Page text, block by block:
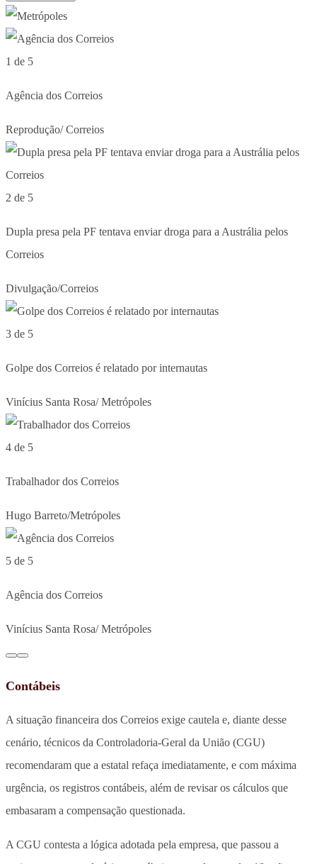
1 de 5
Agência dos Correios
Reprodução/ Correios
2 de 5
Dupla presa pela PF tentava enviar droga para a Austrália pelos
Correios
Divulgação/Correios
3 de 5
Golpe dos Correios é relatado por internautas
Vinícius Santa Rosa/ Metrópoles
4 de 5
Trabalhador dos Correios
Hugo Barreto/Metrópoles
5 de 5
Agência dos Correios
Vinícius Santa Rosa/ Metrópoles
Contábeis
A situação financeira dos Correios exige cautela e, diante desse
cenário, técnicos da Controladoria-Geral da União (CGU)
recomendaram que a estatal refaça imediatamente, e com máxima
urgência, os registros contábeis, além de revisar os cálculos que
embasaram a compensação questionada.
A CGU contesta a lógica adotada pela empresa, que passou a